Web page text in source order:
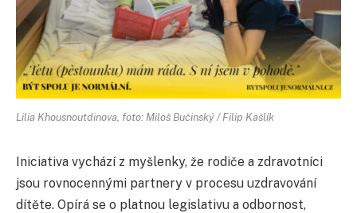
Lilia Khousnoutdinova, foto: Miloš Bučinský / Filip Kašlík
Iniciativa vychází z myšlenky, že rodiče a zdravotníci
jsou rovnocennými partnery v procesu uzdravování
dítěte. Opírá se o platnou legislativu a odbornost,